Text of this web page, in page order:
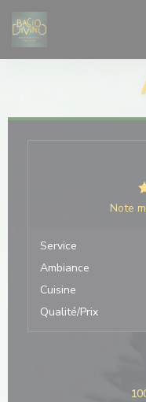
Personnalisation de vos
Note
Service
Ambiance
Cuisine
Qualité/Prix